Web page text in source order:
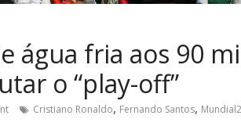
água fria aos 90
o “play-off”
Cristiano Ronaldo, Fernando Santos,